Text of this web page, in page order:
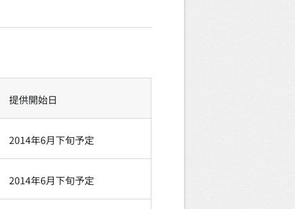
提供開始日
2014年6月下旬予定
2014年6月下旬予定